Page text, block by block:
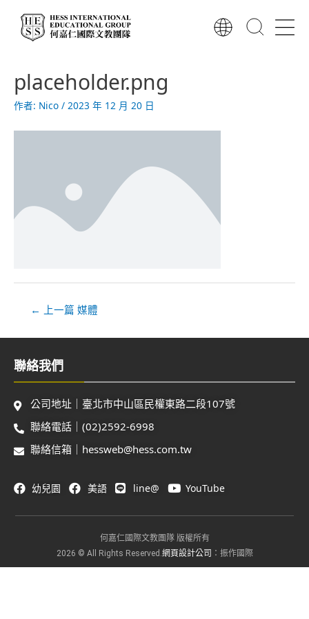
placeholder.png
作者: Nico / 2023 年 12 月 20 日
章
導
覽
← 上一篇 媒體
聯絡我們
公司地址｜臺北市中山區民權東路二段107號
聯絡電話｜(02)2592-6998
聯絡信箱｜hessweb@hess.com.tw
幼兒園 美語 line@ YouTube
何嘉仁國際文教團隊 版權所有
2026 © All Rights Reserved. 網頁設計公司 ：振作國際